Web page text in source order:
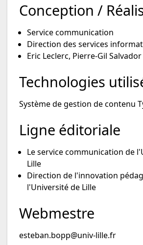
Conception /
Service communication
Direction des services
Eric Leclerc, Pierre-Gil Salvador
Technologies
Système de gestion de contenu
Ligne éditoriale
Le service communication de
Lille
Direction de l'innovation
l'Université de Lille
Webmestre
esteban.bopp@univ-lille.fr